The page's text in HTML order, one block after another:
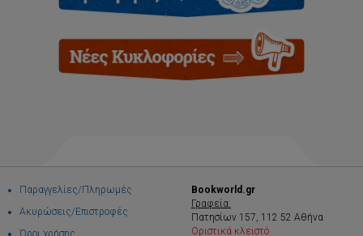
Παραγγελίες/Πληρωμές
Ακυρώσεις/Επιστροφές
Όροι χρήσης
Bookworld.gr
Γραφεία:
Πατησίων 157, 112 52 Αθήνα
Οριστικά κλειστό